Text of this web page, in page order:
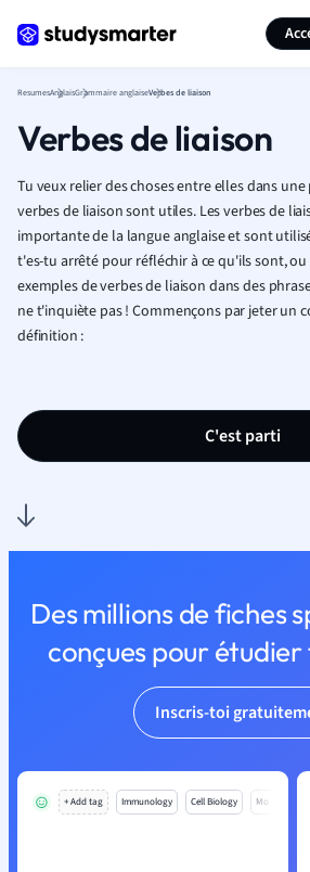
ResumesAnglaisGrammaire anglaiseVerbes de liaison
Verbes de liaison
Tu veux relier des choses entre elles dans
verbes de liaison sont utiles. Les verbes de
importante de la langue anglaise et sont
t'es-tu arrêté pour réfléchir à ce qu'ils sont,
exemples de verbes de liaison dans des
ne t'inquiète pas ! Commençons par jeter un
définition :
C'est parti
Des millions de fiches
conçues pour
Inscris-toi
+ Add tag Immunology Cell Biology Mo